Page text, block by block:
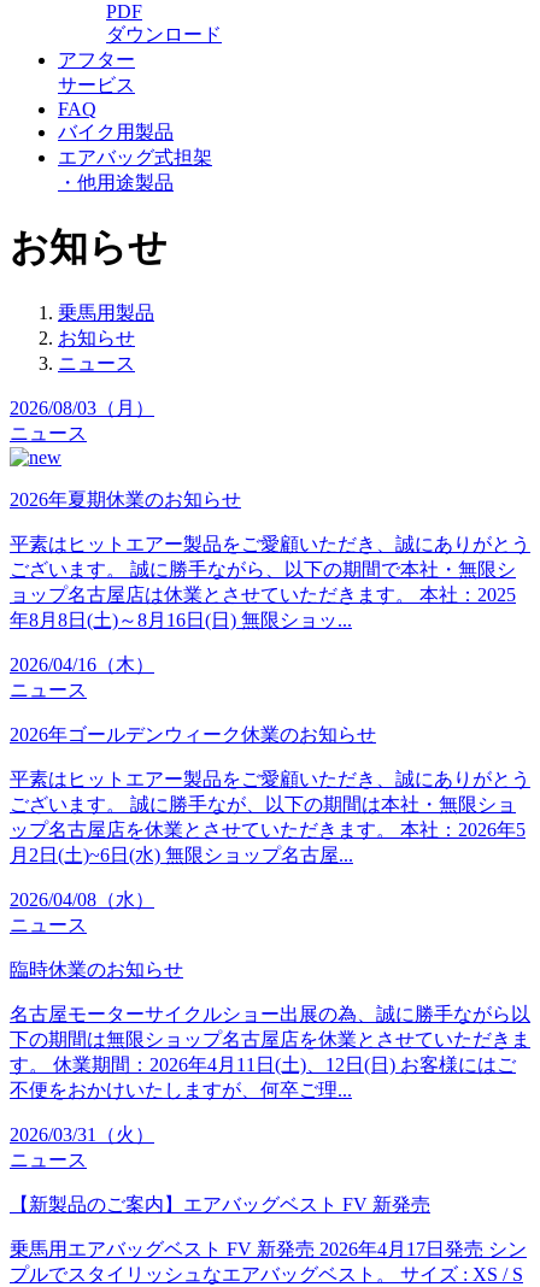
PDF
ダウンロード
アフター
サービス
FAQ
バイク用製品
エアバッグ式担架
・他用途製品
お知らせ
乗馬用製品
お知らせ
ニュース
2026/08/03（月）
ニュース
2026年夏期休業のお知らせ
平素はヒットエアー製品をご愛顧いただき、誠にありがとう
ございます。 誠に勝手ながら、以下の期間で本社・無限シ
ョップ名古屋店は休業とさせていただきます。 本社：2025
年8月8日(土)～8月16日(日) 無限ショッ...
2026/04/16（木）
ニュース
2026年ゴールデンウィーク休業のお知らせ
平素はヒットエアー製品をご愛顧いただき、誠にありがとう
ございます。 誠に勝手なが、以下の期間は本社・無限ショ
ップ名古屋店を休業とさせていただきます。 本社：2026年5
月2日(土)~6日(水) 無限ショップ名古屋...
2026/04/08（水）
ニュース
臨時休業のお知らせ
名古屋モーターサイクルショー出展の為、誠に勝手ながら以
下の期間は無限ショップ名古屋店を休業とさせていただきま
す。 休業期間：2026年4月11日(土)、12日(日) お客様にはご
不便をおかけいたしますが、何卒ご理...
2026/03/31（火）
ニュース
【新製品のご案内】エアバッグベスト FV 新発売
乗馬用エアバッグベスト FV 新発売 2026年4月17日発売 シン
プルでスタイリッシュなエアバッグベスト。 サイズ : XS / S